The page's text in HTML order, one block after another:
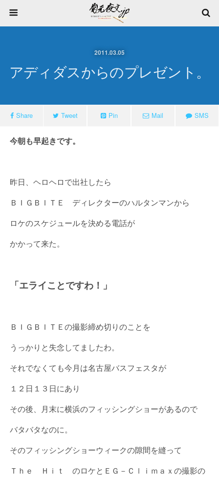
2011.03.05
アディダスからのプレゼント。
Share Tweet Pin Mail SMS
今朝も早起きです。
昨日、ヘロヘロで出社したら
ＢＩＧＢＩＴＥ ディレクターのハルタンマンから
ロケのスケジュールを決める電話が
かかって来た。
「エライことですわ！」
ＢＩＧＢＩＴＥの撮影締め切りのことを
うっかりと失念してましたわ。
それでなくても今月は名古屋バスフェスタが
１２日１３日にあり
その後、月末に横浜のフィッシングショーがあるので
バタバタなのに。
そのフィッシングショーウィークの隙間を縫って
Ｔｈｅ Ｈｉｔ のロケとＥＧ－Ｃｌｉｍａｘの撮影の